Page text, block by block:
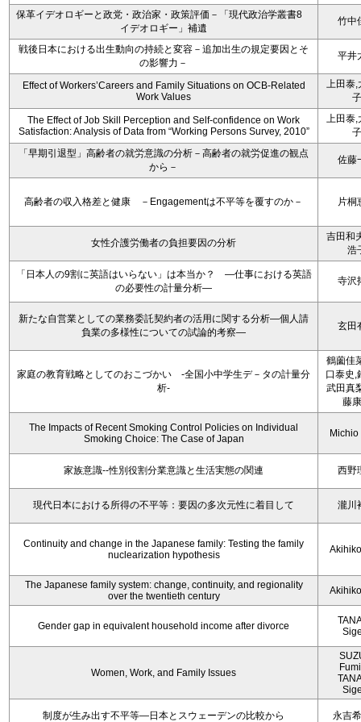
保革イデオロギーと政党・政治家・政策評価－「現代政治学叢書8
イデオロギー」補遺
竹中
戦後日本における出生動向の持続と変容－追加出生の規定要因とそ
の影響力－
平井
Effect of Workers’Careers and Family Situations on OCB-Related
Work Values
上田泰,
子
The Effect of Job Skill Perception and Self-confidence on Work
Satisfaction: Analysis of Data from “Working Persons Survey, 2010”
上田泰,
子
「早期引退型」高齢者の就労意識の分析－高齢者の就労促進の観点
から－
佐藤
高齢者の収入格差と健康 －Engagementは不平等を覆すのか－ 片桐
女性介護労働者の負担要因の分析
吉田和
浩
「日本人の9割に英語はいらない」は本当か？ ―仕事における英語
の必要性の計量分析―
寺沢
新たな自営業としての業務委託契約者の活用に関する分析―個人請
負業の多様性についての試論的考察―
玄田
家庭の教育戦略としてのおこづかい -全国小中学生デ－タの計量分
析-
鶴薗佳
口泰史,
武田真
藤
The Impacts of Recent Smoking Control Policies on Individual
Smoking Choice: The Case of Japan
Michio
家族意識--性別役割分業意識と生活実態の関連 西野
現代日本における所得の不平等：要因の多次元性に着目して 瀧川
Continuity and change in the Japanese family: Testing the family
nuclearization hypothesis
The Japanese family system: change, continuity, and regionality
over the twentieth century
Gender gap in equivalent household income after divorce
Women, Work, and Family Issues
制度が生み出す不平等―日本とスウェーデンの比較から 永吉